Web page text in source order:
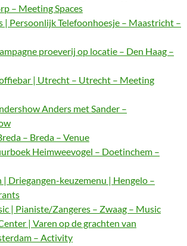
– Meeting Spaces
| Persoonlijk Telefoonhoesje – Maastricht –
proeverij op locatie – Den Haag –
| Utrecht – Utrecht – Meeting
Anders met Sander –
– Breda – Venue
Heimweevogel – Doetinchem –
| Driegangen-keuzemenu | Hengelo –
| Pianiste/Zangeres – Zwaag – Music
| Varen op de grachten van
– Activity